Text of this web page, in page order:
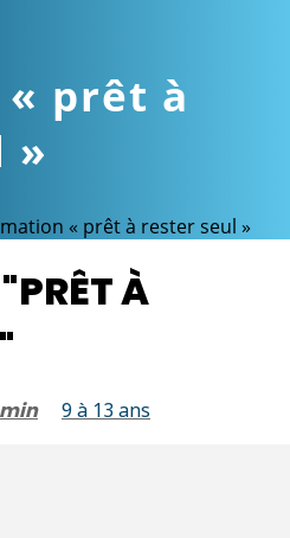
prêt à
»
« prêt à rester seul »
À
min 9 à 13 ans